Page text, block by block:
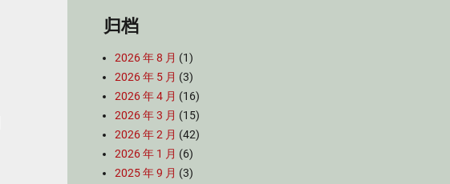
归档
2026 年 8 月 (1)
2026 年 5 月 (3)
2026 年 4 月 (16)
2026 年 3 月 (15)
2026 年 2 月 (42)
2026 年 1 月 (6)
2025 年 9 月 (3)